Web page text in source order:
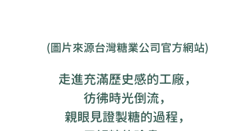
(圖片來源台灣糖業公司官方網站)
走進充滿歷史感的工廠，
彷彿時光倒流，
親眼見證製糖的過程，